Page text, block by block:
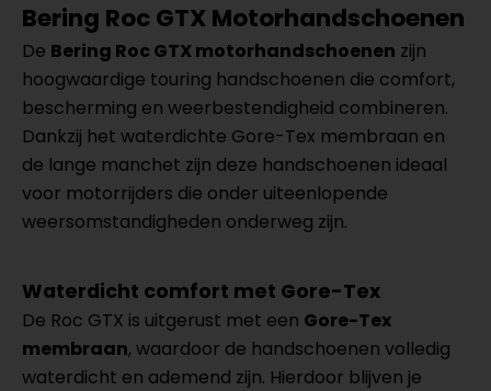
Bering Roc GTX Motorhandschoenen
De Bering Roc GTX motorhandschoenen zijn
hoogwaardige touring handschoenen die comfort,
bescherming en weerbestendigheid combineren.
Dankzij het waterdichte Gore-Tex membraan en
de lange manchet zijn deze handschoenen ideaal
voor motorrijders die onder uiteenlopende
weersomstandigheden onderweg zijn.
Waterdicht comfort met Gore-Tex
De Roc GTX is uitgerust met een Gore-Tex
membraan, waardoor de handschoenen volledig
waterdicht en ademend zijn. Hierdoor blijven je